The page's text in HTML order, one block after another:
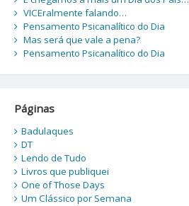
VICEralmente falando…
Pensamento Psicanalítico do Dia
Mas será que vale a pena?
Pensamento Psicanalítico do Dia
Páginas
Badulaques
DT
Lendo de Tudo
Livros que publiquei
One of Those Days
Um Clássico por Semana